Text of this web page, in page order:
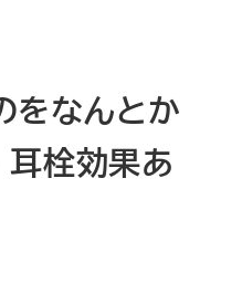
をなんとか
耳栓効果あ